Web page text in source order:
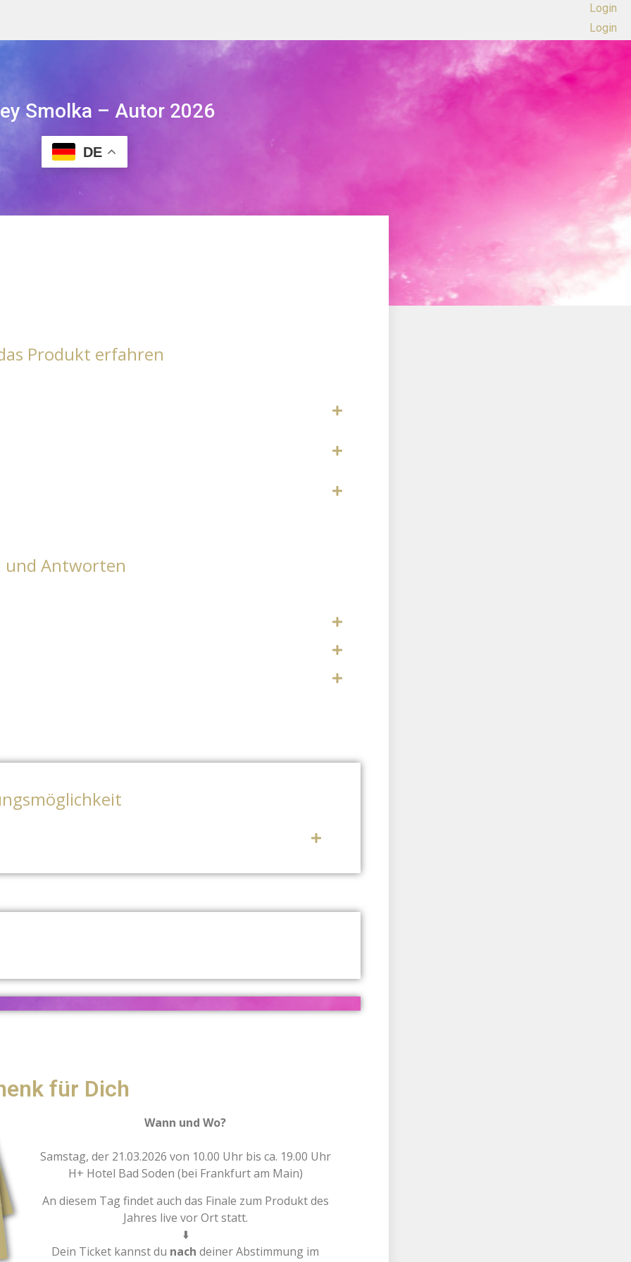
Login
Login
Smolka – Autor 2026
DE
Produkt erfahren
und Antworten
für Dich
Wann und Wo?
Samstag, der 21.03.2026 von 10.00 Uhr bis ca. 19.00 Uhr
H+ Hotel Bad Soden (bei Frankfurt am Main)
An diesem Tag findet auch das Finale zum Produkt des
Jahres live vor Ort statt.
⬇️
Dein Ticket kannst du nach deiner Abstimmung im